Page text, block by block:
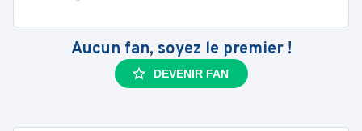
Aucun fan, soyez le premier !
DEVENIR FAN